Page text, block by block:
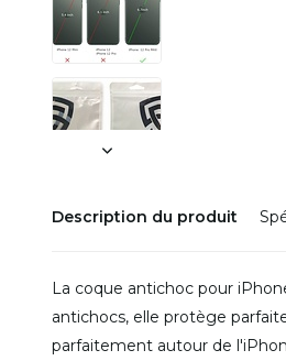
Description du produit
La coque antichoc pour
antichocs, elle protège
parfaitement autour de